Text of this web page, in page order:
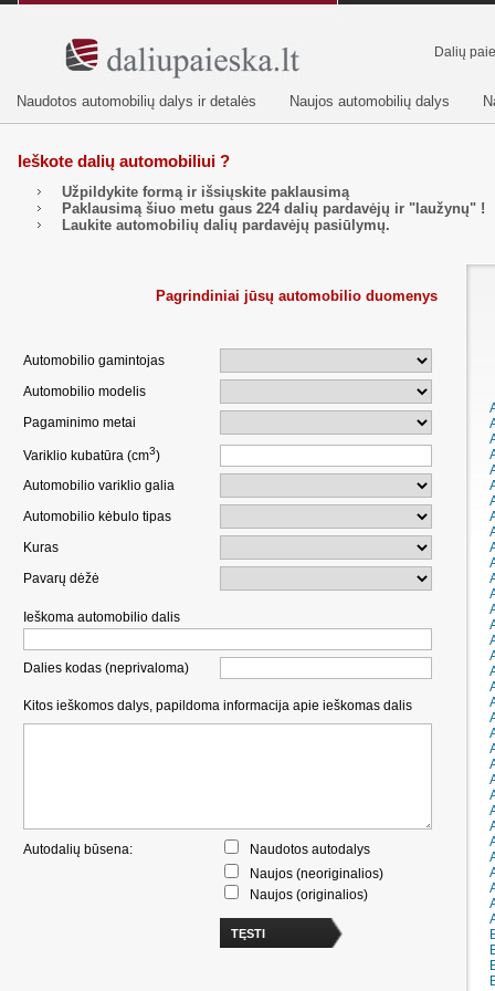
Dalių
Naudotos automobilių dalys ir detalės Naujos automobilių dalys
Ieškote dalių automobiliui ?
Užpildykite formą ir išsiųskite paklausimą
Paklausimą šiuo metu gaus 224dalių pardavėjų ir "laužynų" !
Laukite automobilių dalių pardavėjų pasiūlymų.
Pagrindiniai jūsų automobilio duomenys
Automobilio gamintojas
Automobilio modelis
Pagaminimo metai
Variklio kubatūra (cm3)
Automobilio variklio galia
Automobilio kėbulo tipas
Kuras
Pavarų dėžė
Ieškoma automobilio dalis
Dalies kodas (neprivaloma)
Kitos ieškomos dalys, papildoma informacija apie ieškomas dalis
Autodalių būsena:
Naudotos autodalys
Naujos (neoriginalios)
Naujos (originalios)
TĘSTI